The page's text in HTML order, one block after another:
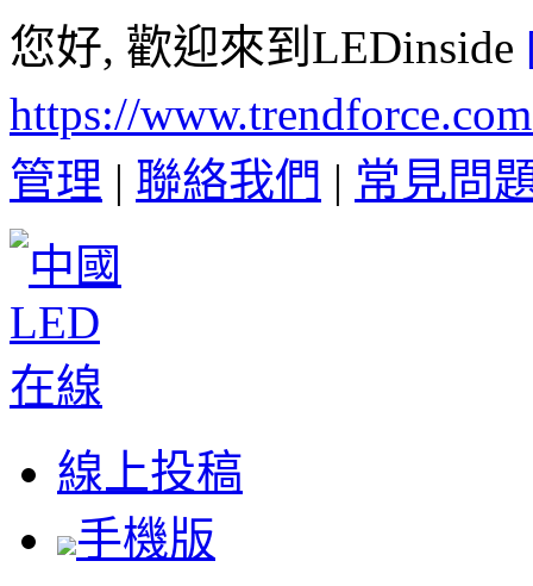
您好, 歡迎來到LEDinside
https://
管理 | 聯絡我們 | 常見問
線上投稿
手機版